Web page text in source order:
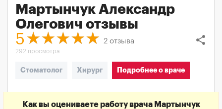
Мартынчук Александр
Олегович отзывы
share
5 2 отзыва
292 просмотра
Стоматолог Хирург Подробнее о враче
Как вы оцениваете работу врача Мартынчук